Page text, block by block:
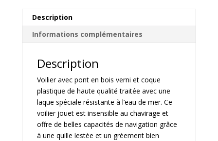
Description
Informations complémentaires
Description
Voilier avec pont en bois verni et coque
plastique de haute qualité traitée avec une
laque spéciale résistante à l’eau de mer. Ce
voilier jouet est insensible au chavirage et
offre de belles capacités de navigation grâce
à une quille lestée et un gréement bien